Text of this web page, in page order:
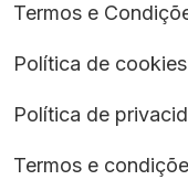
Termos e
Política de cookies
Política de
Termos e